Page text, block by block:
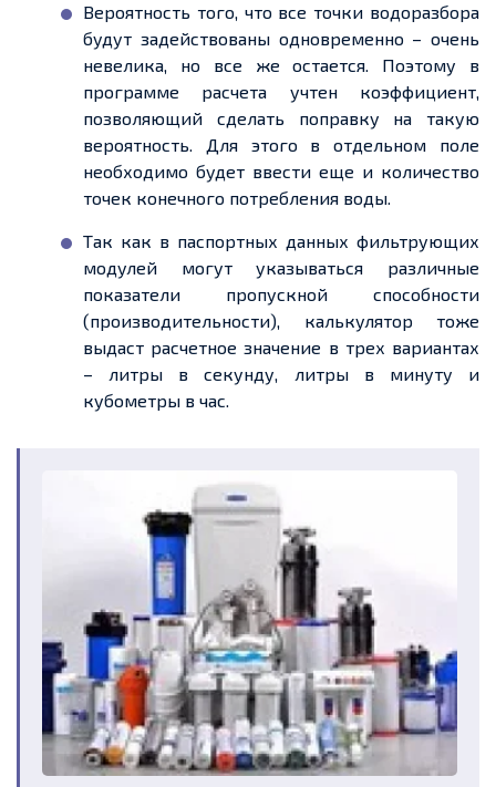
Вероятность того, что все точки водоразбора
будут задействованы одновременно – очень
невелика, но все же остается. Поэтому в
программе расчета учтен коэффициент,
позволяющий сделать поправку на такую
вероятность. Для этого в отдельном поле
необходимо будет ввести еще и количество
точек конечного потребления воды.
Так как в паспортных данных фильтрующих
модулей могут указываться различные
показатели пропускной способности
(производительности), калькулятор тоже
выдаст расчетное значение в трех вариантах
– литры в секунду, литры в минуту и
кубометры в час.